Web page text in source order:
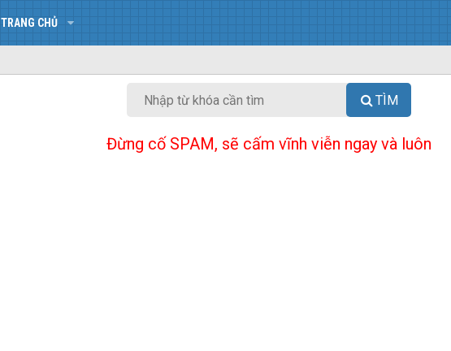
TRANG CHỦ
TÌM
Đừng cố SPAM, sẽ cấm vĩnh viễn ngay và luôn